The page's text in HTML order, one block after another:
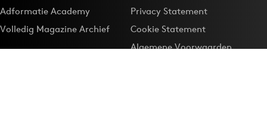
Adformatie Academy
Volledig Magazine Archief
Privacy Statement
Cookie Statement
Algemene Voorwaarden